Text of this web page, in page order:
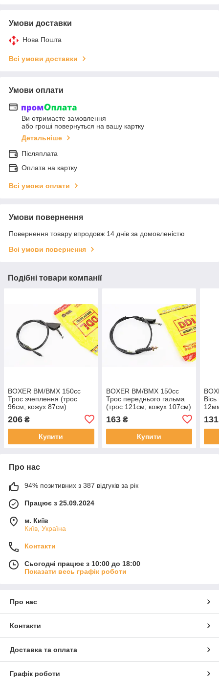
Умови доставки
Нова Пошта
Всі умови доставки
Умови оплати
Ви отримаєте замовлення
або гроші повернуться на вашу картку
Детальніше
Післяплата
Оплата на картку
Всі умови оплати
Умови повернення
Повернення товару впродовж 14 днів за домовленістю
Всі умови повернення
Подібні товари компанії
BOXER BM/ВМX 150cc
Трос зчеплення (трос
96см; кожух 87см)
358423
206 ₴
Купити
BOXER BM/ВМX 150cc
Трос переднього гальма
(трос 121см; кожух 107см)
358421
163₴
Купити
131
Про нас
94% позитивних з 387 відгуків за рік
Працює з 25.09.2024
м. Київ
Київ, Україна
Контакти
Сьогодні працює з 10:00 до 18:00
Показати весь графік роботи
Про нас
Контакти
Доставка та оплата
Графік роботи